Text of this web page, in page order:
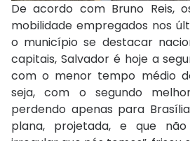
De acordo com Bruno Reis,
mobilidade empregados nos
o município se destacar
capitais, Salvador é hoje a
com o menor tempo médio
seja, com o segundo
perdendo apenas para
plana, projetada, e que